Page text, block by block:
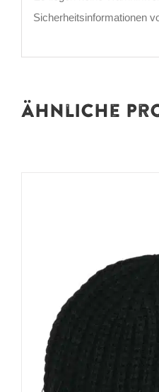
Sicherheitsinformationen
Ähnliche